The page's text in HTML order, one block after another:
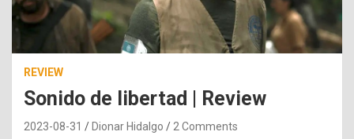
REVIEW
Sonido de libertad | Review
2023-08-31 Dionar Hidalgo 2 Comments